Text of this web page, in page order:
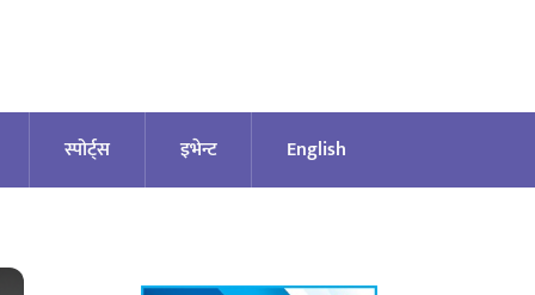
स्पोर्ट्स इभेन्ट English